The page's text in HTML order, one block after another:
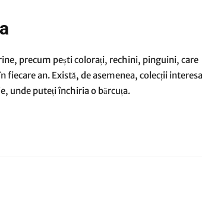
precum pești colorați, rechini, pinguini, care
an. Există, de asemenea, colecții
unde puteți închiria o bărcuța.